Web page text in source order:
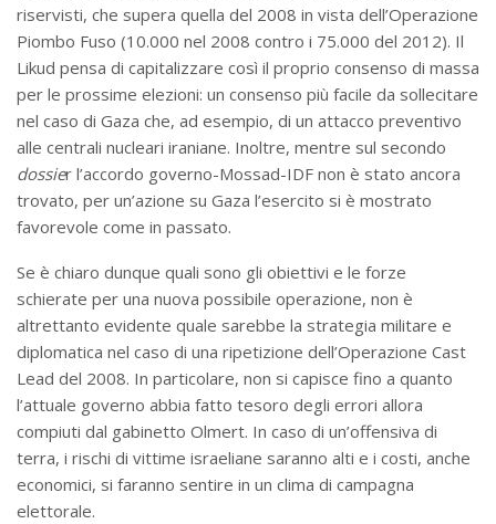
riservisti, che supera quella del 2008 in vista dell’Operazione
Piombo Fuso (10.000 nel 2008 contro i 75.000 del 2012). Il
Likud pensa di capitalizzare così il proprio consenso di massa
per le prossime elezioni: un consenso più facile da sollecitare
nel caso di Gaza che, ad esempio, di un attacco preventivo
alle centrali nucleari iraniane. Inoltre, mentre sul secondo
dossier l’accordo governo-Mossad-IDF non è stato ancora
trovato, per un’azione su Gaza l’esercito si è mostrato
favorevole come in passato.
Se è chiaro dunque quali sono gli obiettivi e le forze
schierate per una nuova possibile operazione, non è
altrettanto evidente quale sarebbe la strategia militare e
diplomatica nel caso di una ripetizione dell’Operazione Cast
Lead del 2008. In particolare, non si capisce fino a quanto
l’attuale governo abbia fatto tesoro degli errori allora
compiuti dal gabinetto Olmert. In caso di un’offensiva di
terra, i rischi di vittime israeliane saranno alti e i costi, anche
economici, si faranno sentire in un clima di campagna
elettorale.